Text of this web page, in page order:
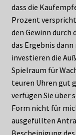
dass die
Prozent
den Gewinn
das Ergebnis
investieren die
Spielraum für
teuren Uhren gut
verfügen Sie über
Form nicht für
ausgefüllten
Bescheinigung